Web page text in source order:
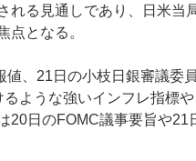
れる見通しであり、日米当
点となる。
値、21日の小枝日銀審議委
ような強いインフレ指標
20日のFOMC議事要旨や